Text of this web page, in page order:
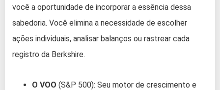
você a oportunidade de incorporar a essência dessa
sabedoria. Você elimina a necessidade de escolher
ações individuais, analisar balanços ou rastrear cada
registro da Berkshire.
O VOO (S&P 500): Seu motor de crescimento e